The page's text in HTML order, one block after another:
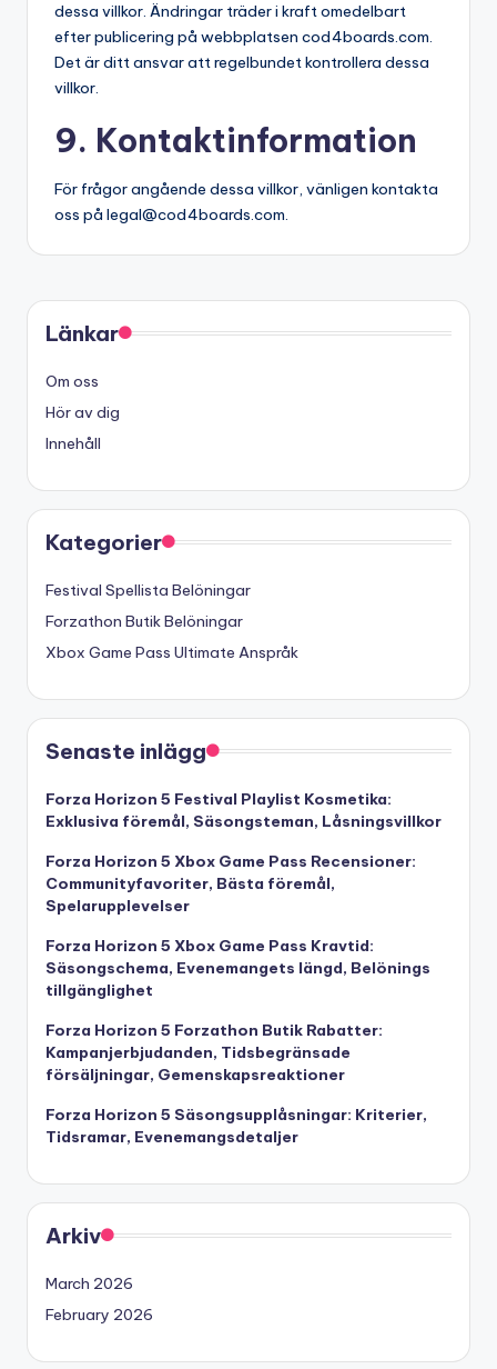
dessa villkor. Ändringar träder i kraft omedelbart
efter publicering på webbplatsen cod4boards.com.
Det är ditt ansvar att regelbundet kontrollera dessa
villkor.
9. Kontaktinformation
För frågor angående dessa villkor, vänligen kontakta
oss på legal@cod4boards.com.
Länkar
Om oss
Hör av dig
Innehåll
Kategorier
Festival Spellista Belöningar
Forzathon Butik Belöningar
Xbox Game Pass Ultimate Anspråk
Senaste inlägg
Forza Horizon 5 Festival Playlist Kosmetika:
Exklusiva föremål, Säsongsteman, Låsningsvillkor
Forza Horizon 5 Xbox Game Pass Recensioner:
Communityfavoriter, Bästa föremål,
Spelarupplevelser
Forza Horizon 5 Xbox Game Pass Kravtid:
Säsongschema, Evenemangets längd, Belönings
tillgänglighet
Forza Horizon 5 Forzathon Butik Rabatter:
Kampanjerbjudanden, Tidsbegränsade
försäljningar, Gemenskapsreaktioner
Forza Horizon 5 Säsongsupplåsningar: Kriterier,
Tidsramar, Evenemangsdetaljer
Arkiv
March 2026
February 2026